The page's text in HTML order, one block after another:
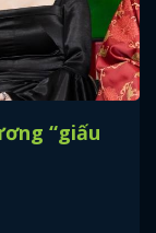
“giấu